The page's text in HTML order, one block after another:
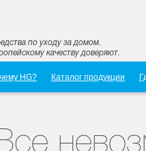
по уходу за домом.
качеству доверяют.
HG? Каталог продукции